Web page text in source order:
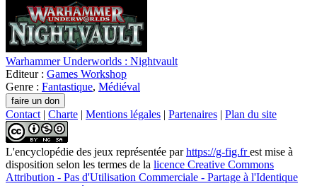
Warhammer Underworlds : Nightvault
Editeur : Games Workshop
Genre : Fantastique, Médiéval
Contact | Charte | Mentions légales | Partenaires | Plan du site
L'encyclopédie des jeux représentée parhttps://g-fig.frest mise à
disposition selon les termes de la licence Creative Commons
Attribution - Pas d'Utilisation Commerciale - Partage à l'Identique